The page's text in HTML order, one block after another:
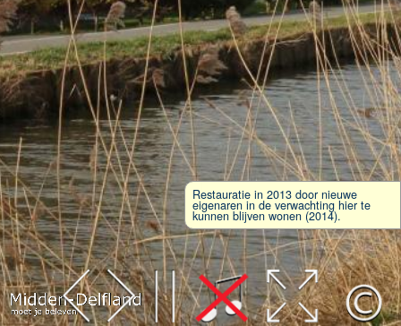
Leaflet| Map data ©OpenStreetMap
contributors,CC-BY-SA, Imagery ©Mapbox
Restauratie in 2013 door nieuwe
eigenaren in de verwachting hier te
kunnen blijven wonen (2014).